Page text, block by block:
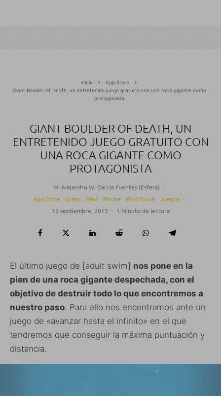
Inicio
App Store
Giant Boulder of Death, un entretenido juego gratuito con una roca gigante como
protagonista
GIANT BOULDER OF DEATH, UN
ENTRETENIDO JUEGO GRATUITO CON
UNA ROCA GIGANTE COMO
PROTAGONISTA
M. Alejandro W. García Fuentes (Esfera) ·
App Store
Gratis iPad iPhone iPod Touch Juegos ·
12 septiembre, 2013 · 1 Minuto de lectura
El último juego de [adult swim] nos pone en la
pien de una roca gigante despechada, con el
objetivo de destruir todo lo que encontremos a
nuestro paso. Para ello nos encontramos ante un
juego de «avanzar hasta el infinito» en el que
tendremos que conseguir la máxima puntuación y
distancia.